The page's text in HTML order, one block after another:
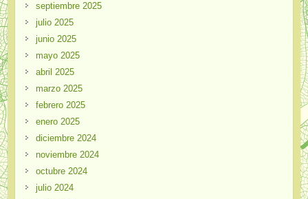
septiembre 2025
julio 2025
junio 2025
mayo 2025
abril 2025
marzo 2025
febrero 2025
enero 2025
diciembre 2024
noviembre 2024
octubre 2024
julio 2024